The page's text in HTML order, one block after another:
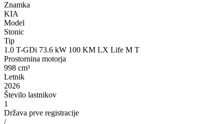
Znamka
KIA
Model
Stonic
Tip
1.0 T-GDi 73.6 kW 100 KM LX Life M T
Prostornina motorja
998 cm³
Letnik
2026
Število lastnikov
1
Država prve registracije
/